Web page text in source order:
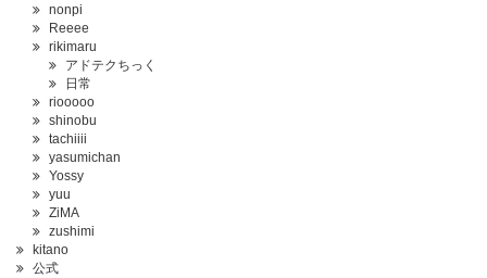
nonpi
Reeee
rikimaru
アドテクちっく
日常
riooooo
shinobu
tachiiii
yasumichan
Yossy
yuu
ZiMA
zushimi
kitano
公式